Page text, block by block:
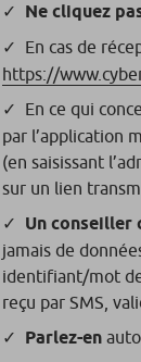
Ne cliquez
En cas de
https://
En ce qui
par l’application
(en saisissant
sur un lien
Un
jamais de
identifiant/mot
reçu par SMS,
Parlez-en